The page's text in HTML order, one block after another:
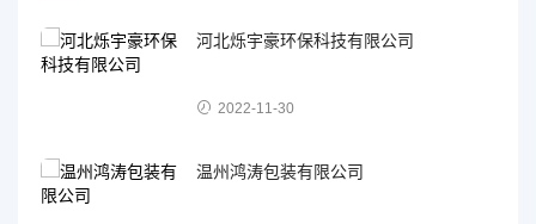
河北烁宇豪环保科技有限公司
2022-11-30
温州鸿涛包装有限公司